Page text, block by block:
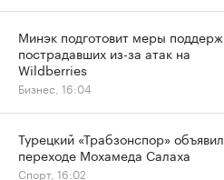
Минэк подготовит меры
пострадавших из-за атак на
Wildberries
Бизнес, 16:04
Турецкий «Трабзонспор»
переходе Мохамеда Салаха
Спорт, 16:02